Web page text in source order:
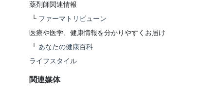
薬剤師関連情報
└ ファーマトリビューン
医療や医学、健康情報を分かりやすくお届け
└ あなたの健康百科
ライフスタイル
関連媒体